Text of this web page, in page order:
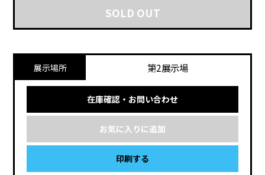
SOLD OUT
展示場所 第2展示場
在庫確認・お問い合わせ
お気に入りに追加
印刷する